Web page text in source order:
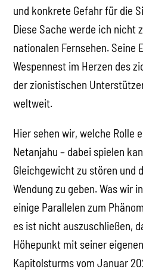
und konkrete Gefahr für die
Diese Sache werde ich nicht
nationalen Fernsehen. Seine
Wespennest im Herzen des
der zionistischen
weltweit.
Hier sehen wir, welche Rolle
Netanjahu – dabei spielen
Gleichgewicht zu stören und
Wendung zu geben. Was wir
einige Parallelen zum
es ist nicht auszuschließen,
Höhepunkt mit seiner
Kapitolsturms vom Januar